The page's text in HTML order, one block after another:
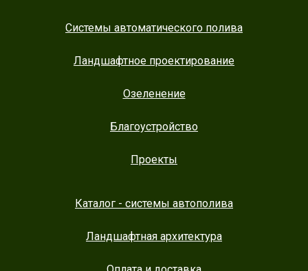
Системы автоматического полива
Ландшафтное проектирование
Озеленение
Благоустройство
Проекты
Каталог - системы автополива
Ландшафтная архитектура